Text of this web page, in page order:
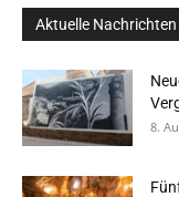
Aktuelle Nachrichten
8.